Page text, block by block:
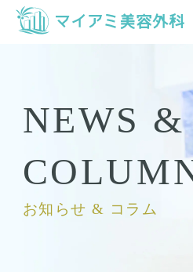
NEWS &
お知らせ & コラム